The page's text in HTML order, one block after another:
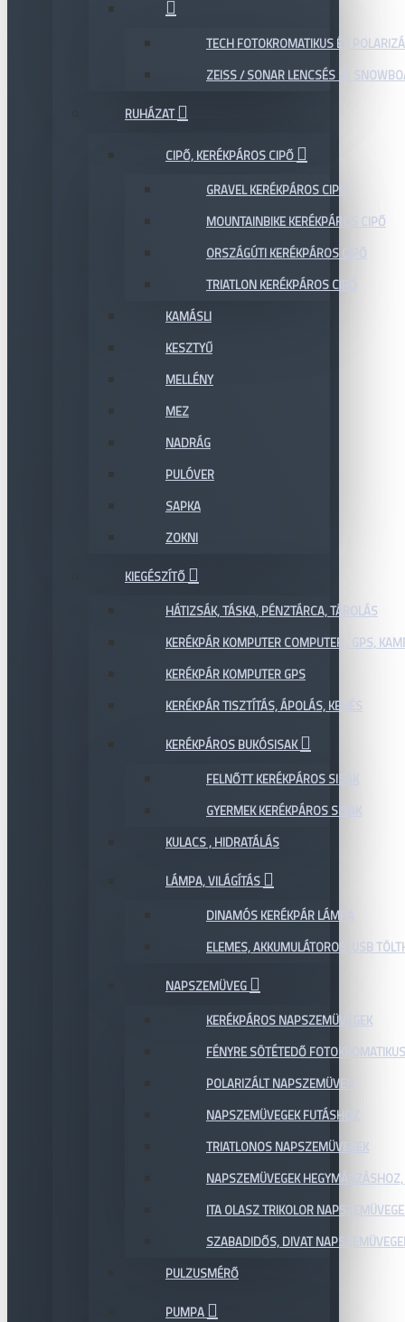
TECH FOTOKROMATIKUS ÉS
ZEISS / SONAR LENCSÉS SÍ,
RUHÁZAT
CIPŐ, KERÉKPÁROS CIPŐ
GRAVEL KERÉKPÁROS CIPŐ
MOUNTAINBIKE KERÉKPÁROS CIPŐ
ORSZÁGÚTI KERÉKPÁROS CIPŐ
TRIATLON KERÉKPÁROS CIPŐ
KAMÁSLI
KESZTYŰ
MELLÉNY
MEZ
NADRÁG
PULÓVER
SAPKA
ZOKNI
KIEGÉSZÍTŐ
HÁTIZSÁK, TÁSKA, PÉNZTÁRCA, TÁROLÁS
KERÉKPÁR KOMPUTER COMPUTER , GPS,
KERÉKPÁR KOMPUTER GPS
KERÉKPÁR TISZTÍTÁS, ÁPOLÁS, KENÉS
KERÉKPÁROS BUKÓSISAK
FELNŐTT KERÉKPÁROS SISAK
GYERMEK KERÉKPÁROS SISAK
KULACS , HIDRATÁLÁS
LÁMPA, VILÁGÍTÁS
DINAMÓS KERÉKPÁR LÁMPA
ELEMES, AKKUMULÁTOROS, USB
NAPSZEMÜVEG
KERÉKPÁROS NAPSZEMÜVEGEK
FÉNYRE SÖTÉTEDŐ
POLARIZÁLT NAPSZEMÜVEG
NAPSZEMÜVEGEK FUTÁSHOZ
TRIATLONOS NAPSZEMÜVEGEK
NAPSZEMÜVEGEK
ITA OLASZ TRIKOLOR
SZABADIDŐS, DIVAT
PULZUSMÉRŐ
PUMPA